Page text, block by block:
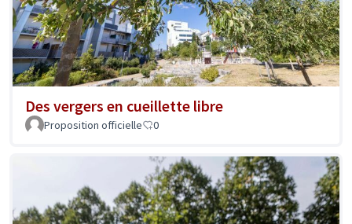
Des vergers en cueillette libre
Proposition officielle 0